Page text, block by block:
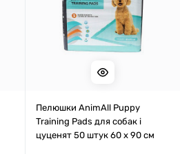
Пелюшки AnimAll Puppy
Training Pads для собак і
цуценят 50 штук 60 x 90 см